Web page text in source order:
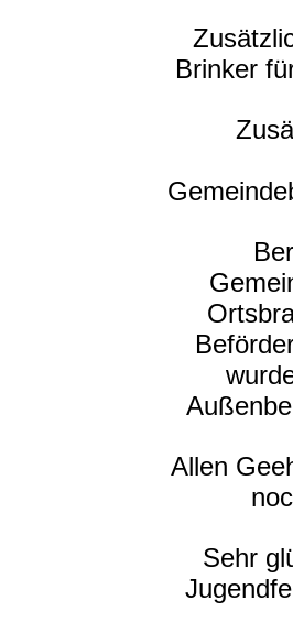
Brinker
Allen
Sehr